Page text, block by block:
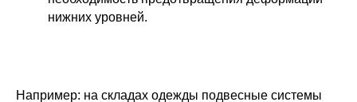
нижних уровней.
​Например: на складах одежды подвесные системы